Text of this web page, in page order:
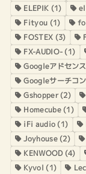
ELEPIK (1)
Fityou (1)
FOSTEX (3)
FX-AUDIO- (1)
Googleアドセンス
Googleサーチコ
Gshopper(2)
Homecube(1)
iFi audio (1)
Joyhouse(2)
KENWOOD(4)
Kyvol (1)